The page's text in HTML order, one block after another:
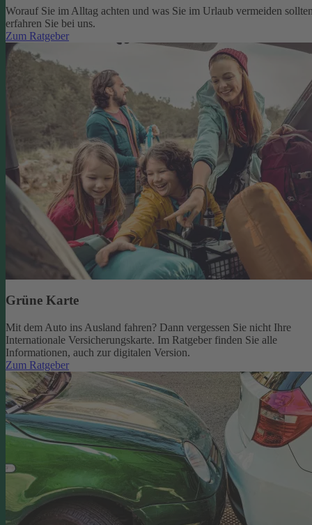
Worauf Sie im Alltag achten und was Sie im Urlaub vermeiden
erfahren Sie bei uns.
Zum Ratgeber
Grüne Karte
Mit dem Auto ins Ausland fahren? Dann vergessen Sie nicht Ihre
Internationale Versicherungskarte. Im Ratgeber finden Sie alle
Informationen, auch zur digitalen Version.
Zum Ratgeber